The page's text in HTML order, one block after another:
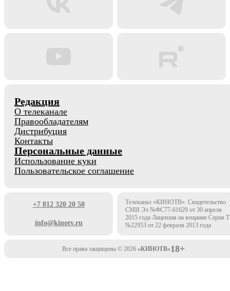
Редакция
О телеканале
Правообладателям
Дистрибуция
Контакты
Персональные данные
Использование куки
Пользовательское соглашение
+7 812 320 20 50
info@kinotv.ru
Телеканал «КИНОТВ». Свидетельство
СМИ Эл №ФС77-61629 от 30 апреля
2015 года Лицензия на вещание Серия
№22953 от 22 февраля 2013 года
Все права защищены © 2026 «КИНОТВ»18+